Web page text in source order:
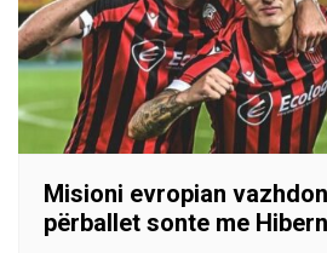
Misioni evropian
përballet sonte me